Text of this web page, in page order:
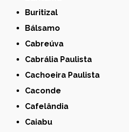
Buritizal
Bálsamo
Cabreúva
Cabrália Paulista
Cachoeira Paulista
Caconde
Cafelândia
Caiabu